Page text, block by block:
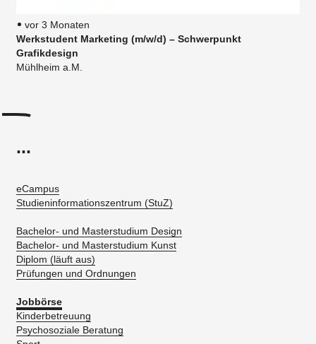
vor 3 Monaten
Werkstudent Marketing (m/w/d) – Schwerpunkt
Grafikdesign
Mühlheim a.M.
...
eCampus
Studieninformationszentrum (StuZ)
Bachelor- und Masterstudium Design
Bachelor- und Masterstudium Kunst
Diplom (läuft aus)
Prüfungen und Ordnungen
Jobbörse
Kinderbetreuung
Psychosoziale Beratung